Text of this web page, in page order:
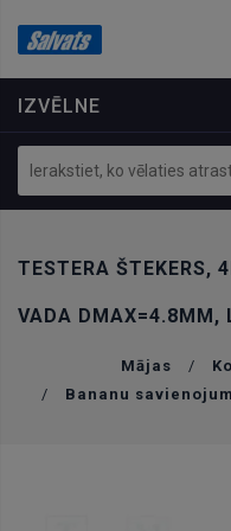
IZVĒLNE
PROFILS
Ielogoties
Izveidot
TESTERA ŠTEKERS,
VADA DMAX=4.8MM,
Mājas /
/
Bananu